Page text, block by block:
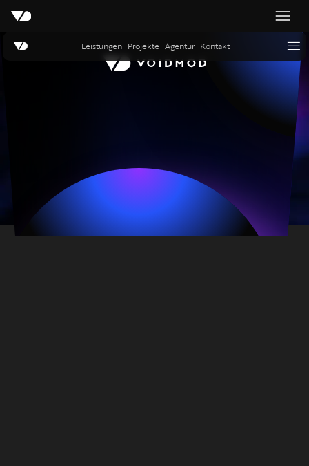
Leistungen Projekte Agentur Kontakt